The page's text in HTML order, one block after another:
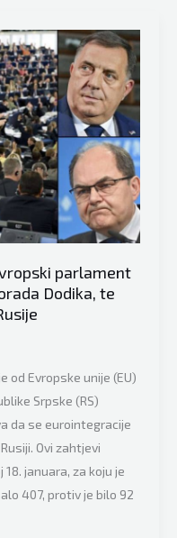
parlament
Dodika, te
od Evropske unije (EU)
Srpske (RS)
da se eurointegracije
Ovi zahtjevi
januara, za koju je
407, protiv je bilo 92